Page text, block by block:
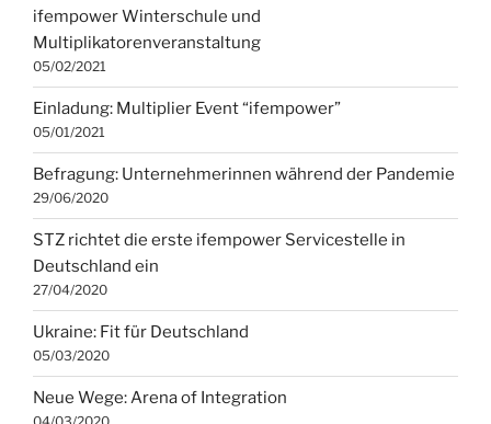
ifempower Winterschule und
Multiplikatorenveranstaltung
05/02/2021
Einladung: Multiplier Event “ifempower”
05/01/2021
Befragung: Unternehmerinnen während der Pandemie
29/06/2020
STZ richtet die erste ifempower Servicestelle in
Deutschland ein
27/04/2020
Ukraine: Fit für Deutschland
05/03/2020
Neue Wege: Arena of Integration